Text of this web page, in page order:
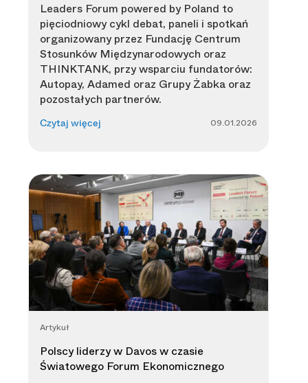
Leaders Forum powered by Poland to
pięciodniowy cykl debat, paneli i spotkań
organizowany przez Fundację Centrum
Stosunków Międzynarodowych oraz
THINKTANK, przy wsparciu fundatorów:
Autopay, Adamed oraz Grupy Żabka oraz
pozostałych partnerów.
Czytaj więcej 09.01.2026
Artykuł
Polscy liderzy w Davos w czasie
Światowego Forum Ekonomicznego